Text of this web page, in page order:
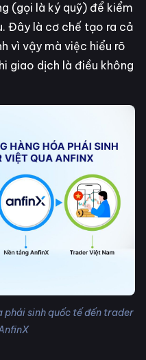
(gọi là ký quỹ) để kiểm
Đây là cơ chế tạo ra cả
vì vậy mà việc hiểu rõ
giao dịch là điều không
phái sinh quốc tế đến trader